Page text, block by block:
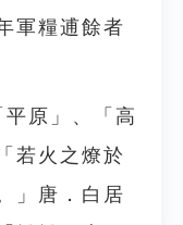
軍糧逋餘者
原」、「高
若火之燎於
」唐．白居